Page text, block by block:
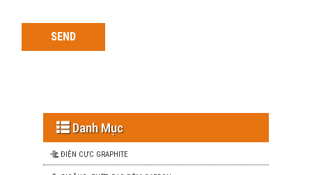
Danh Mục
ĐIỆN CỰC GRAPHITE